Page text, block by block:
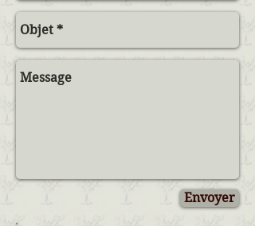
Envoyer